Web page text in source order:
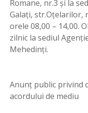
Romane, nr.3 şi la
Galaţi, str.Oţelarilor,
orele 08,00 – 14,00.
zilnic la sediul
Mehedinţi.
Anunţ public privind
acordului de mediu